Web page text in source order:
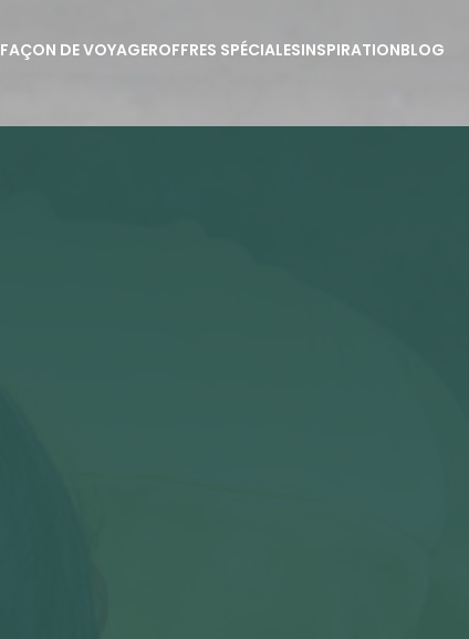
FAÇON DE VOYAGEROFFRES SPÉCIALESINSPIRATIONBLOG